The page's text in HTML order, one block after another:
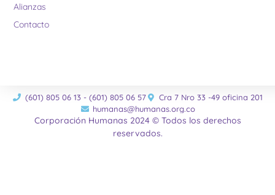
Alianzas
Contacto
(601) 805 06 13 - (601) 805 06 57
Cra 7 Nro 33 -49 oficina 201
humanas@humanas.org.co
Corporación Humanas 2024 © Todos los derechos
reservados.